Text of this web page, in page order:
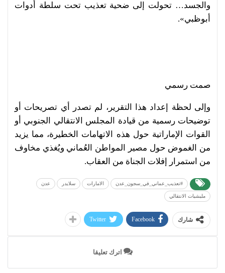
والجسد… تحولت إلى ضحية تعذيب تحت سلطة أدوات
أبوظبي».
صمت رسمي
وإلى لحظة إعداد هذا التقرير، لم تصدر أي تصريحات أو
توضيحات رسمية من قيادة المجلس الانتقالي الجنوبي أو
القوات الإماراتية حول هذه الاتهامات الخطيرة، مما يزيد
من الغموض حول مصير المواطن العُماني ويُغذي مخاوف
من استمرار إفلات الجناة من العقاب.
#تعذيب_عماني_في_سجون_عدن الامارات سلايدر عدن
مليشيات الانتقالي
شارك Facebook
Twitter
اترك تعليقا